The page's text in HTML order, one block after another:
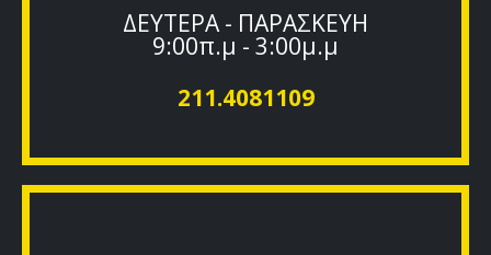
ΔΕΥΤΕΡΑ - ΠΑΡΑΣΚΕΥΗ
9:00π.μ - 3:00μ.μ
211.4081109